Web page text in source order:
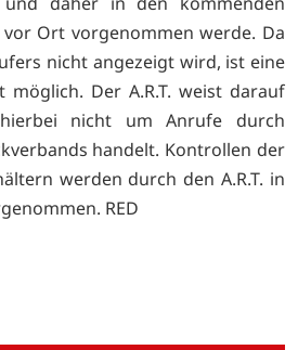
Ort vorgenommen werde. Da
nicht angezeigt wird, ist eine
möglich. Der A.R.T. weist darauf
nicht um Anrufe durch
handelt. Kontrollen der
werden durch den A.R.T. in
RED